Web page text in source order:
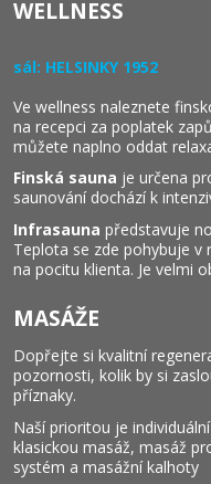
WELLNESS
sál: HELSINKY 1952
Ve wellness naleznete
na recepci za poplatek
můžete naplno oddat
Finská sauna je určena
saunování dochází k
Infrasauna představuje
Teplota se zde pohybuje v
na pocitu klienta. Je velmi
MASÁŽE
Dopřejte si kvalitní
pozornosti, kolik by si
příznaky.
Naší prioritou je
klasickou masáž, masáž
systém a masážní kalhoty